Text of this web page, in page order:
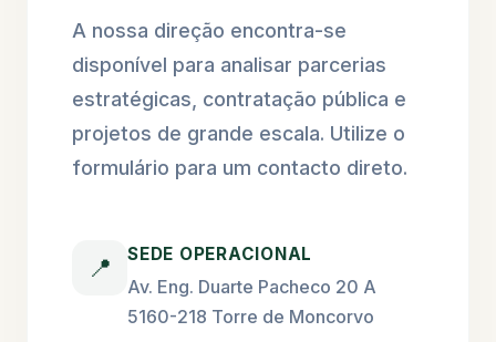
A nossa direção encontra-se
disponível para analisar parcerias
estratégicas, contratação pública e
projetos de grande escala. Utilize o
formulário para um contacto direto.
📍 SEDE OPERACIONAL
Av. Eng. Duarte Pacheco 20 A
5160-218 Torre de Moncorvo